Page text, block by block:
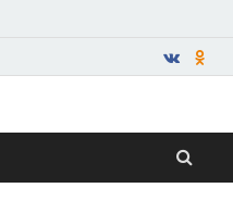
—